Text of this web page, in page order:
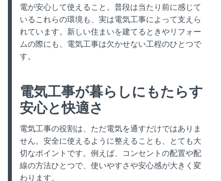
電が安心して使えること。普段は当たり前に感じて
いるこれらの環境も、実は電気工事によって支えら
れています。新しい住まいを建てるときやリフォー
ムの際にも、電気工事は欠かせない工程のひとつで
す。
電気工事が暮らしにもたらす
安心と快適さ
電気工事の役割は、ただ電気を通すだけではありま
せん。安全に使えるように整えることも、とても大
切なポイントです。例えば、コンセントの配置や配
線の方法ひとつで、使いやすさや安心感が大きく変
わります。